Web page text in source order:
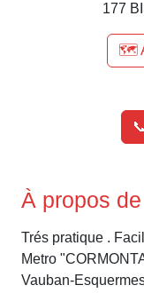
177
🗺️
À propos
Trés pratique .
Metro
Vauban-